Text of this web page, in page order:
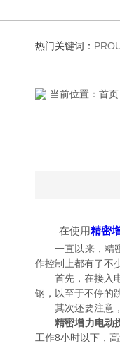
热门关键词： PROUMB
当前位置： 首页
在使用精密
一直以来，精密
作控制上都有了不
首先，在接入电
钢，以至于不停的
其次还要注意，
精密增力电动
工作8小时以下，